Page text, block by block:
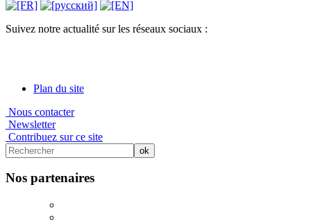
Suivez notre actualité sur les réseaux sociaux :
Plan du site
Nous contacter
Newsletter
Contribuez sur ce site
Nos partenaires